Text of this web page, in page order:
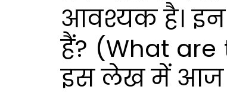
आवश्यक है। इन
हैं? (What are
इस लेख में आज